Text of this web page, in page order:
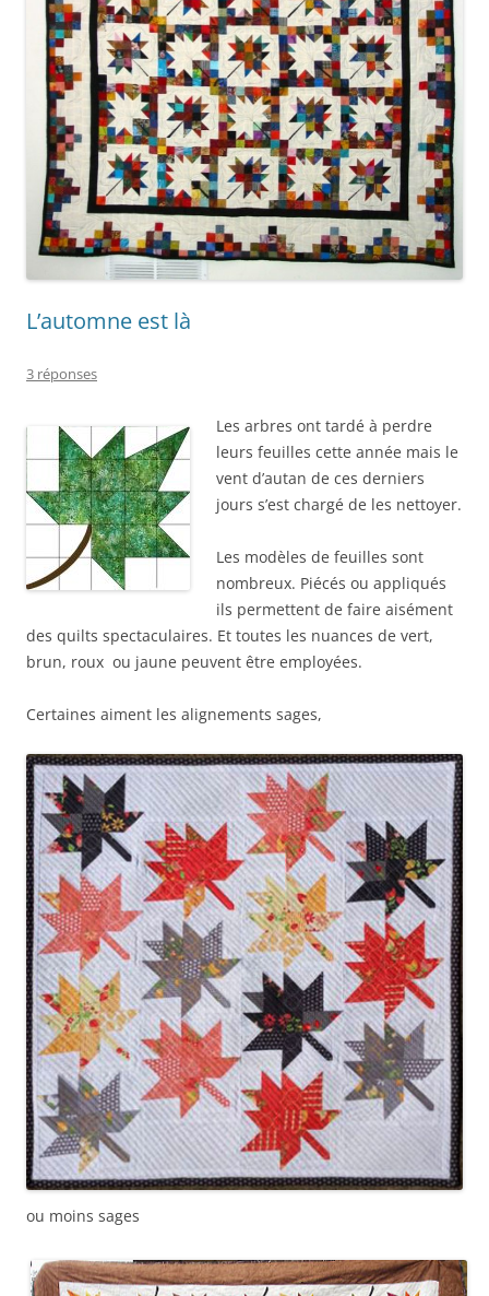
L’automne est là
3 réponses
Les arbres ont tardé à perdre
leurs feuilles cette année mais le
vent d’autan de ces derniers
jours s’est chargé de les nettoyer.
Les modèles de feuilles sont
nombreux. Piécés ou appliqués
ils permettent de faire aisément
des quilts spectaculaires. Et toutes les nuances de vert,
brun, roux ou jaune peuvent être employées.
Certaines aiment les alignements sages,
ou moins sages